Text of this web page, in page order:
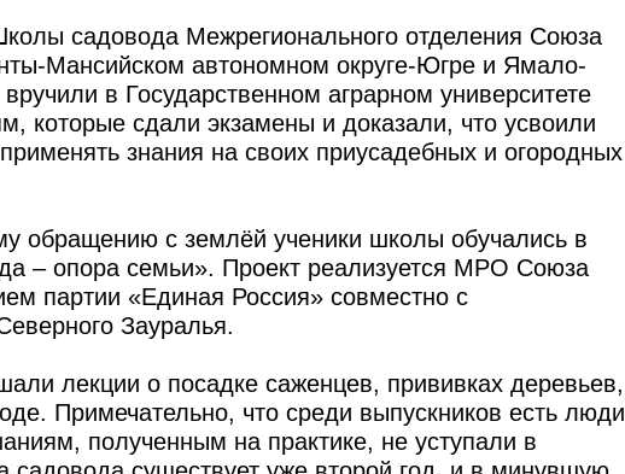
садовода Межрегионального отделения Союза
Мансийском автономном округе-Югре и Ямало-
в Государственном аграрном университете
которые сдали экзамены и доказали, что усвоили
знания на своих приусадебных и огородных
обращению с землёй ученики школы обучались в
– опора семьи». Проект реализуется МРО Союза
партии «Единая Россия» совместно с
Зауралья.
лекции о посадке саженцев, прививках деревьев,
Примечательно, что среди выпускников есть люди
полученным на практике, не уступали в